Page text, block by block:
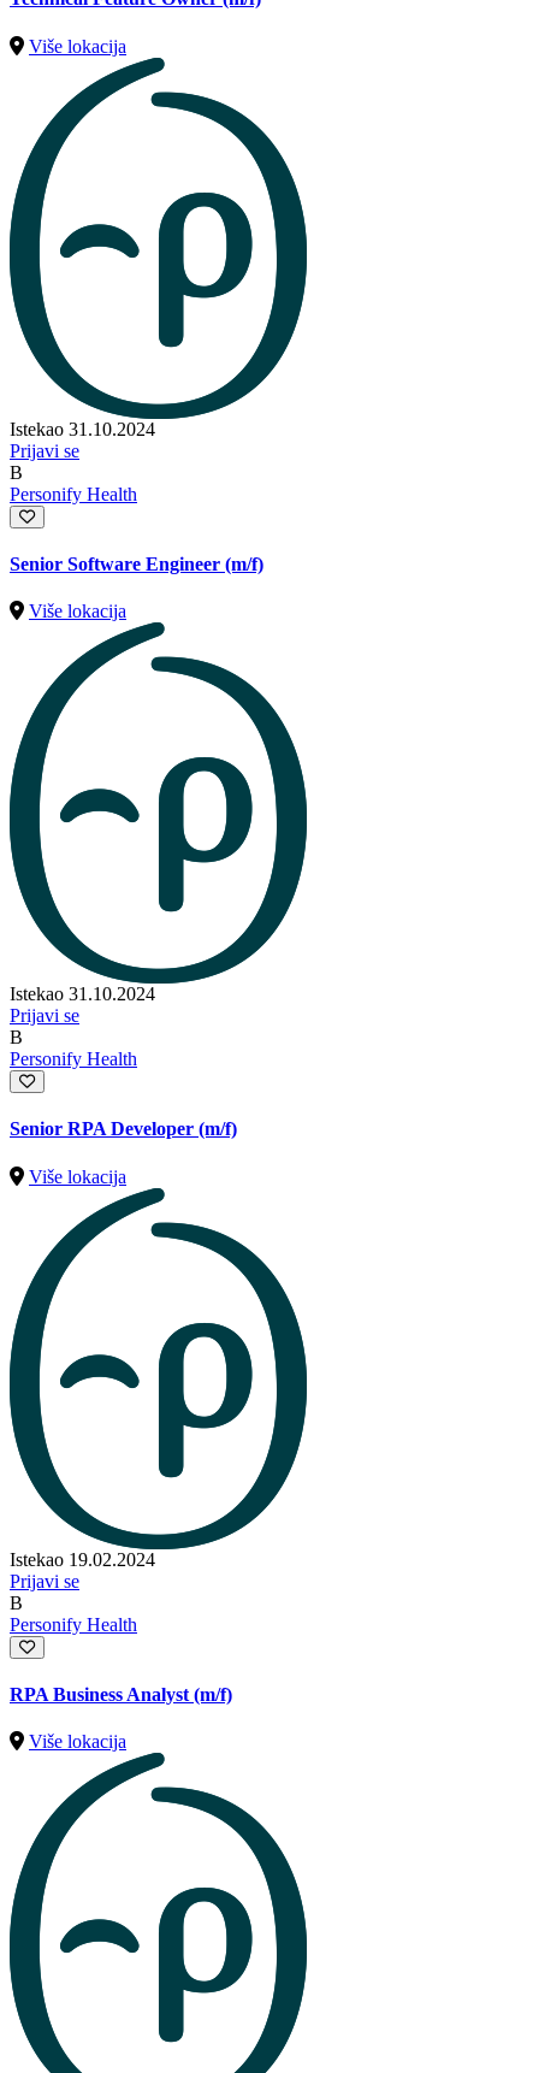
Više lokacija
Istekao 31.10.2024
Prijavi se
B
Personify Health
Senior Software Engineer (m/f)
Više lokacija
Istekao 31.10.2024
Prijavi se
B
Personify Health
Senior RPA Developer (m/f)
Više lokacija
Istekao 19.02.2024
Prijavi se
B
Personify Health
RPA Business Analyst (m/f)
Više lokacija